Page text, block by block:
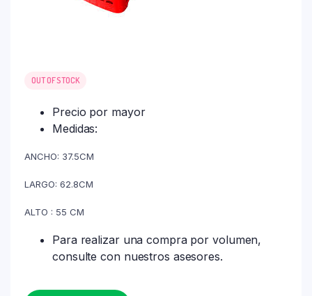
OUT OF STOCK
Precio por mayor
Medidas:
ANCHO: 37.5CM
LARGO: 62.8CM
ALTO : 55 CM
Para realizar una compra por volumen,
consulte con nuestros asesores.